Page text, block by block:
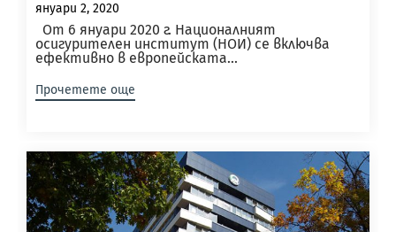
януари 2, 2020
От 6 януари 2020 г. Националният
осигурителен институт (НОИ) се включва
ефективно в европейската...
Прочетете още